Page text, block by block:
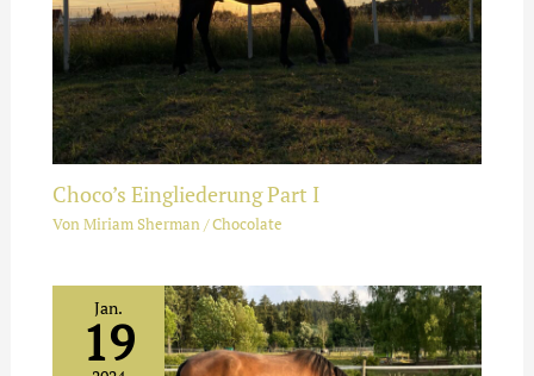
Choco’s Eingliederung Part I
VonMiriam Sherman/Chocolate
Jan.
19